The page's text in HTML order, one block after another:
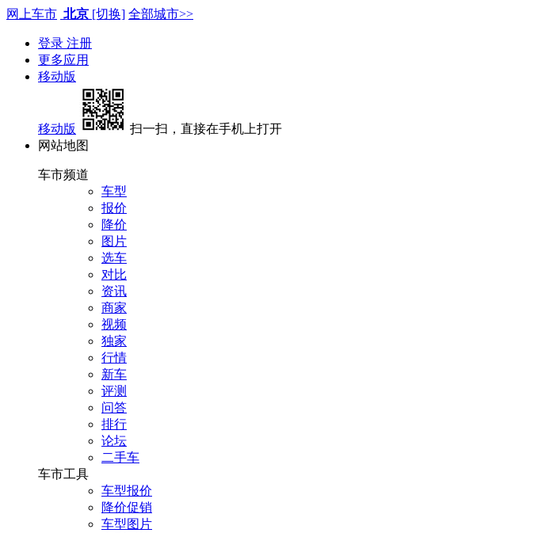
网上车市 北京 [切换] 全部城市>>
登录 注册
更多应用
移动版
移动版
扫一扫，直接在手机上打开
网站地图
车市频道
车型
报价
降价
图片
选车
对比
资讯
商家
视频
独家
行情
新车
评测
问答
排行
论坛
二手车
车市工具
车型报价
降价促销
车型图片